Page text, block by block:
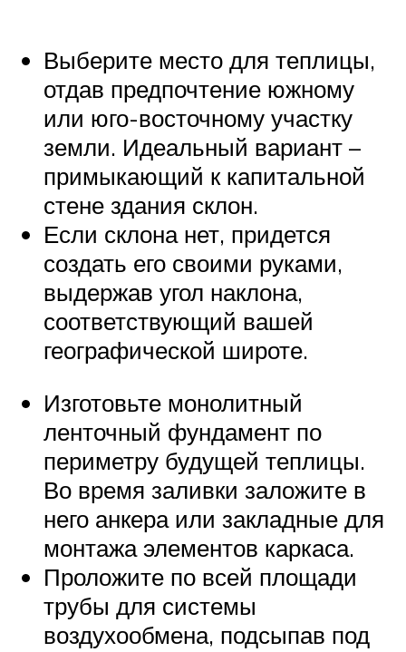
Выберите место для теплицы,
отдав предпочтение южному
или юго-восточному участку
земли. Идеальный вариант –
примыкающий к капитальной
стене здания склон.
Если склона нет, придется
создать его своими руками,
выдержав угол наклона,
соответствующий вашей
географической широте.
Изготовьте монолитный
ленточный фундамент по
периметру будущей теплицы.
Во время заливки заложите в
него анкера или закладные для
монтажа элементов каркаса.
Проложите по всей площади
трубы для системы
воздухообмена, подсыпав под